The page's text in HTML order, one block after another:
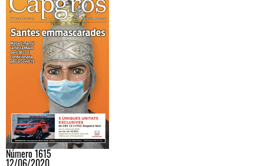
Número 1615
12/06/2020